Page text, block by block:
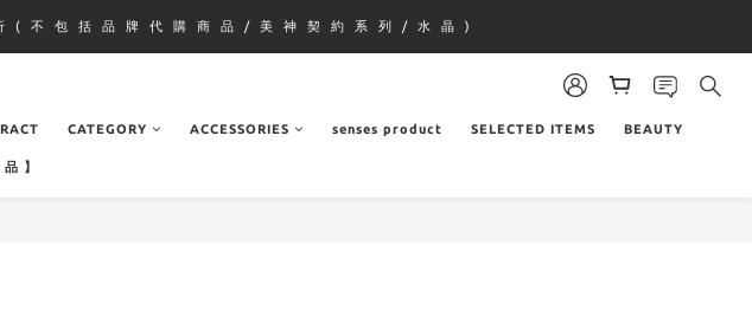
( 不 包 括 品 牌 代 購 商 品 / 美 神 契 約 系 列 / 水 晶 )
CATEGORY ACCESSORIES senses product SELECTED ITEMS BEAUTY
】